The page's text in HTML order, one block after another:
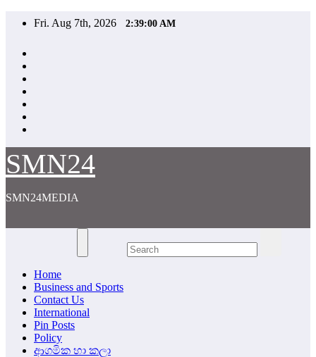
Fri. Aug 7th, 2026 2:39:00 AM
SMN24
SMN24MEDIA
Home
Business and Sports
Contact Us
International
Pin Posts
Policy
ආගමික හා කලා